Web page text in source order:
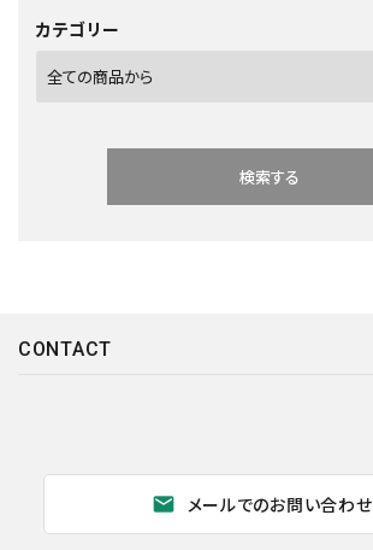
カテゴリー
検索する
カテゴリー
CONTACT
mail メールでのお問い合わせ